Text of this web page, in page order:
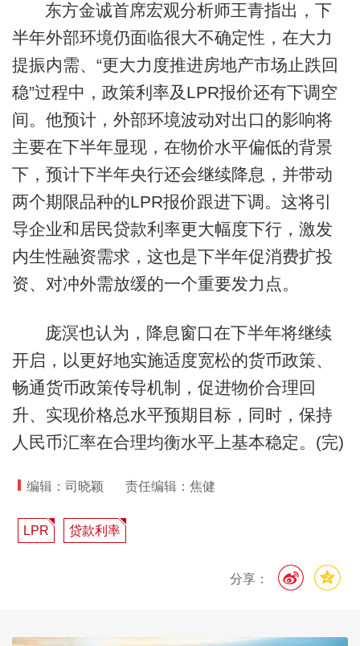
东方金诚首席宏观分析师王青指出，下
半年外部环境仍面临很大不确定性，在大力
提振内需、“更大力度推进房地产市场止跌回
稳”过程中，政策利率及LPR报价还有下调空
间。他预计，外部环境波动对出口的影响将
主要在下半年显现，在物价水平偏低的背景
下，预计下半年央行还会继续降息，并带动
两个期限品种的LPR报价跟进下调。这将引
导企业和居民贷款利率更大幅度下行，激发
内生性融资需求，这也是下半年促消费扩投
资、对冲外需放缓的一个重要发力点。
庞溟也认为，降息窗口在下半年将继续
开启，以更好地实施适度宽松的货币政策、
畅通货币政策传导机制，促进物价合理回
升、实现价格总水平预期目标，同时，保持
人民币汇率在合理均衡水平上基本稳定。(完)
编辑：司晓颖 责任编辑：焦健
LPR 贷款利率
分享：